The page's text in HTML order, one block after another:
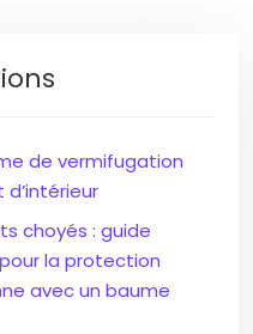
de vermifugation
choyés : guide
la protection
avec un baume